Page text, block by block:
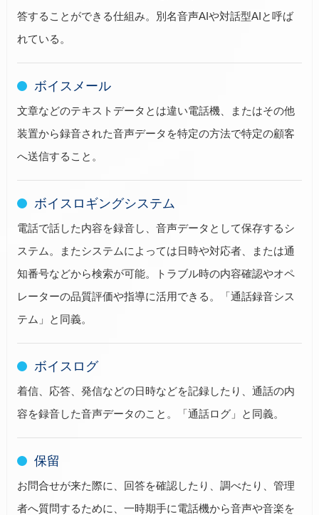
答することができる仕組み。別名音声AIや対話型AIと呼ば
れている。
ボイスメール
文章などのテキストデータとは違い電話機、またはその他
装置から録音された音声データを特定の方法で特定の顧客
へ送信すること。
ボイスロギングシステム
電話で話した内容を録音し、音声データとして保存するシ
ステム。またシステムによっては日時や対応者、または通
知番号などから検索が可能。トラブル時の内容確認やオペ
レーターの品質評価や指導に活用できる。「通話録音シス
テム」と同義。
ボイスログ
着信、応答、発信などの日時などを記録したり、通話の内
容を録音した音声データのこと。「通話ログ」と同義。
保留
お問合せが来た際に、回答を確認したり、調べたり、管理
者へ質問するために、一時期手に電話機から音声や音楽を